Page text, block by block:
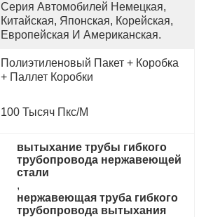
Серия Автомобилей Немецкая,
Китайская, Японская, Корейская,
Европейская И Американская.
Полиэтиленовый Пакет + Коробка
+ Паллет Коробки
100 Тысяч Пкс/м
вытыхание трубы гибкого
трубопровода нержавеющей
стали
,
нержавеющая труба гибкого
трубопровода вытыхания